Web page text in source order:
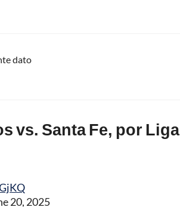
dato
vs. Santa Fe, por Liga
20, 2025